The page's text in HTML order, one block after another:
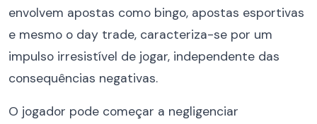
envolvem apostas como bingo, apostas esportivas
e mesmo o day trade, caracteriza-se por um
impulso irresistível de jogar, independente das
consequências negativas.
O jogador pode começar a negligenciar